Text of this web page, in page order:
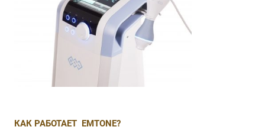
КАК РАБОТАЕТ EMTONE?